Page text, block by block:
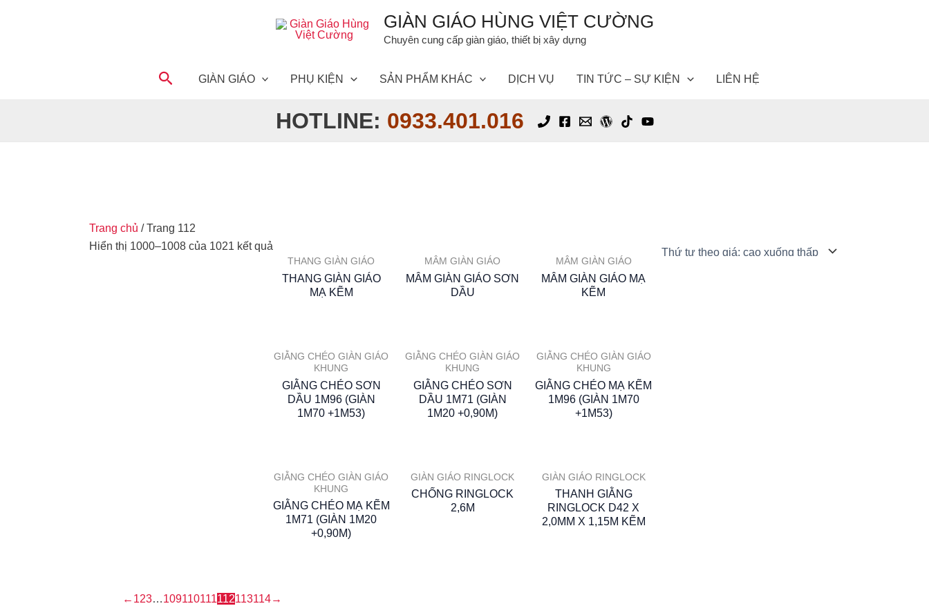
GIÀN GIÁO HÙNG VIỆT CƯỜNG
Chuyên cung cấp giàn giáo, thiết bị xây dựng
Tìm
GIÀN GIÁO PHỤ KIỆN SẢN PHẨM KHÁC DỊCH VỤ TIN TỨC – SỰ KIỆN LIÊN HỆ
HOTLINE: 0933.401.016
Trang chủ / Trang 112
Hiển thị 1000–1008 của 1021 kết quả
THANG GIÀN GIÁO
THANG GIÀN GIÁO
MẠ KẼM
MÂM GIÀN GIÁO
MÂM GIÀN GIÁO SƠN
DẦU
MÂM GIÀN GIÁO
MÂM GIÀN GIÁO MẠ
KẼM
GIẰNG CHÉO GIÀN GIÁO
KHUNG
GIẰNG CHÉO SƠN
DẦU 1M96 (GIÀN
1M70 +1M53)
GIẰNG CHÉO GIÀN GIÁO
KHUNG
GIẰNG CHÉO SƠN
DẦU 1M71 (GIÀN
1M20 +0,90M)
GIẰNG CHÉO GIÀN GIÁO
KHUNG
GIẰNG CHÉO MẠ KẼM
1M96 (GIÀN 1M70
+1M53)
GIẰNG CHÉO GIÀN GIÁO
KHUNG
GIẰNG CHÉO MẠ KẼM
1M71 (GIÀN 1M20
+0,90M)
GIÀN GIÁO RINGLOCK
CHỐNG RINGLOCK
2,6M
GIÀN GIÁO RINGLOCK
THANH GIẰNG
RINGLOCK D42 X
2,0MM X 1,15M KẼM
← 123…109110111112113114→